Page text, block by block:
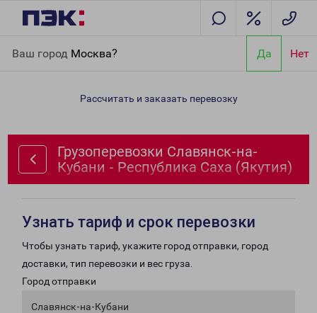
Ваш город Москва? Да Нет
Республика Саха (Якутия)
Рассчитать и заказать перевозку
Грузоперевозки Славянск-на-
Кубани - Республика Саха (Якутия)
Узнать тариф и срок перевозки
Чтобы узнать тариф, укажите город отправки, город
доставки, тип перевозки и вес груза.
Город отправки
Славянск-на-Кубани